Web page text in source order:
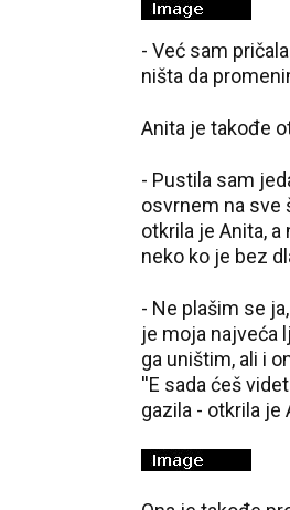
- Već sam
ništa da
Anita je takođe
- Pustila sam
osvrnem na sve
otkrila je Anita,
neko ko je bez
- Ne plašim se
je moja najveća
ga uništim, ali i
''E sada ćeš
gazila - otkrila je